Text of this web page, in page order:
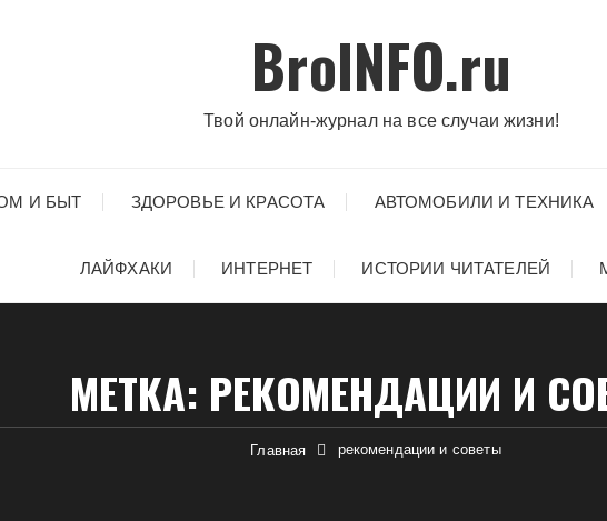
BroINFO.ru
Твой онлайн-журнал на все случаи жизни!
И БЫТ ЗДОРОВЬЕ И КРАСОТА АВТОМОБИЛИ И ТЕХНИКА
ЛАЙФХАКИ ИНТЕРНЕТ ИСТОРИИ ЧИТАТЕЛЕЙ
МЕТКА: РЕКОМЕНДАЦИИ И
Главная рекомендации и советы